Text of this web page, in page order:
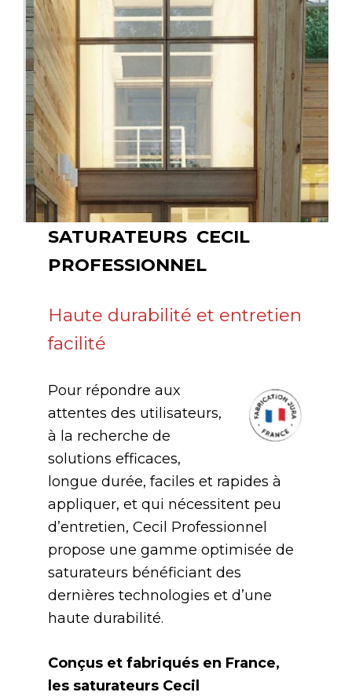
SATURATEURS CECIL
PROFESSIONNEL
Haute durabilité et entretien
facilité
Pour répondre aux
attentes des utilisateurs,
à la recherche de
solutions efficaces,
longue durée, faciles et rapides à
appliquer, et qui nécessitent peu
d’entretien, Cecil Professionnel
propose une gamme optimisée de
saturateurs bénéficiant des
dernières technologies et d’une
haute durabilité.
Conçus et fabriqués en France,
les saturateurs Cecil